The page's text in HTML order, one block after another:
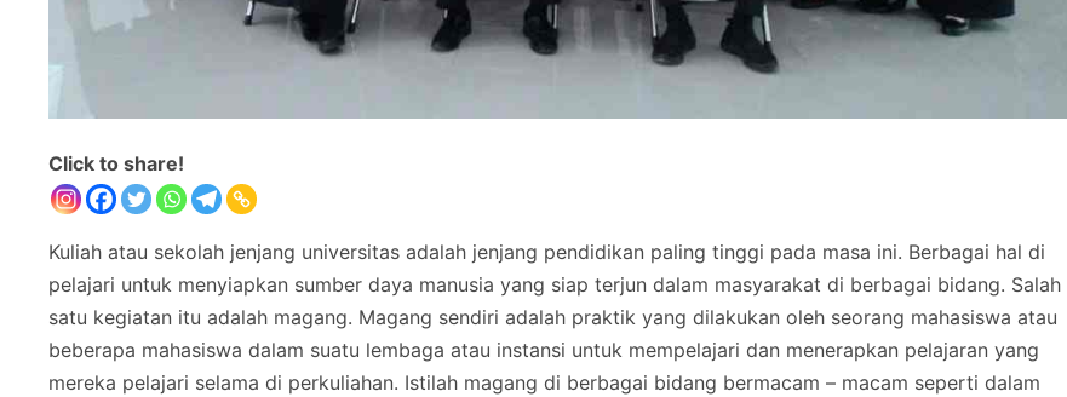
Click to share!
Kuliah atau sekolah jenjang universitas adalah jenjang pendidikan paling tinggi pada masa ini. Berbagai hal di
pelajari untuk menyiapkan sumber daya manusia yang siap terjun dalam masyarakat di berbagai bidang. Salah
satu kegiatan itu adalah magang. Magang sendiri adalah praktik yang dilakukan oleh seorang mahasiswa atau
beberapa mahasiswa dalam suatu lembaga atau instansi untuk mempelajari dan menerapkan pelajaran yang
mereka pelajari selama di perkuliahan. Istilah magang di berbagai bidang bermacam – macam seperti dalam